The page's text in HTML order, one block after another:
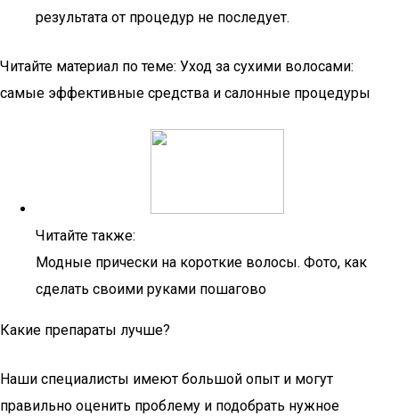
результата от процедур не последует.
Читайте материал по теме: Уход за сухими волосами:
самые эффективные средства и салонные процедуры
Читайте также:
Модные прически на короткие волосы. Фото, как
сделать своими руками пошагово
Какие препараты лучше?
Наши специалисты имеют большой опыт и могут
правильно оценить проблему и подобрать нужное